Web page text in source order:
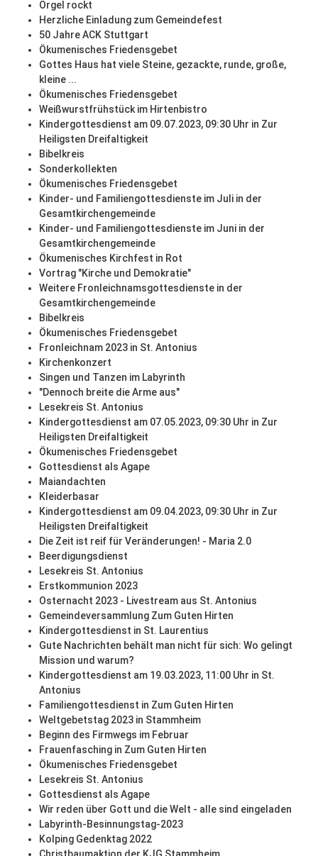
Orgel rockt
Herzliche Einladung zum Gemeindefest
50 Jahre ACK Stuttgart
Ökumenisches Friedensgebet
Gottes Haus hat viele Steine, gezackte, runde, große,
kleine ...
Ökumenisches Friedensgebet
Weißwurstfrühstück im Hirtenbistro
Kindergottesdienst am 09.07.2023, 09:30 Uhr in Zur
Heiligsten Dreifaltigkeit
Bibelkreis
Sonderkollekten
Ökumenisches Friedensgebet
Kinder- und Familiengottesdienste im Juli in der
Gesamtkirchengemeinde
Kinder- und Familiengottesdienste im Juni in der
Gesamtkirchengemeinde
Ökumenisches Kirchfest in Rot
Vortrag "Kirche und Demokratie"
Weitere Fronleichnamsgottesdienste in der
Gesamtkirchengemeinde
Bibelkreis
Ökumenisches Friedensgebet
Fronleichnam 2023 in St. Antonius
Kirchenkonzert
Singen und Tanzen im Labyrinth
"Dennoch breite die Arme aus"
Lesekreis St. Antonius
Kindergottesdienst am 07.05.2023, 09:30 Uhr in Zur
Heiligsten Dreifaltigkeit
Ökumenisches Friedensgebet
Gottesdienst als Agape
Maiandachten
Kleiderbasar
Kindergottesdienst am 09.04.2023, 09:30 Uhr in Zur
Heiligsten Dreifaltigkeit
Die Zeit ist reif für Veränderungen! - Maria 2.0
Beerdigungsdienst
Lesekreis St. Antonius
Erstkommunion 2023
Osternacht 2023 - Livestream aus St. Antonius
Gemeindeversammlung Zum Guten Hirten
Kindergottesdienst in St. Laurentius
Gute Nachrichten behält man nicht für sich: Wo gelingt
Mission und warum?
Kindergottesdienst am 19.03.2023, 11:00 Uhr in St.
Antonius
Familiengottesdienst in Zum Guten Hirten
Weltgebetstag 2023 in Stammheim
Beginn des Firmwegs im Februar
Frauenfasching in Zum Guten Hirten
Ökumenisches Friedensgebet
Lesekreis St. Antonius
Gottesdienst als Agape
Wir reden über Gott und die Welt - alle sind eingeladen
Labyrinth-Besinnungstag-2023
Kolping Gedenktag 2022